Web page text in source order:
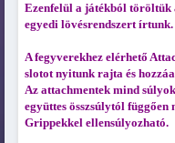
Ezenfelül a játékból töröltük
egyedi lövésrendszert írtunk.
A fegyverekhez elérhető
slotot nyitunk rajta és
Az attachmentek mind
együttes összsúlytól
Grippekkel ellensúlyozható.